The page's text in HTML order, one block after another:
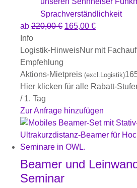
Sprachverständlichkeit
ab 220,00€ 165,00 €
Info
Logistik-HinweisNur mit
Empfehlung
Aktions-Mietpreis (excl.Logistik)
Hier klicken für alle Rabatt-
/ 1. Tag
Zur Anfrage hinzufügen
Beamer und
Seminar